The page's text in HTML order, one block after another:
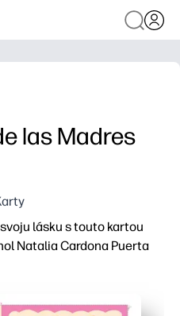
las Madres
lásku s touto kartou
Natalia Cardona Puerta
v priebehu niekoľkých